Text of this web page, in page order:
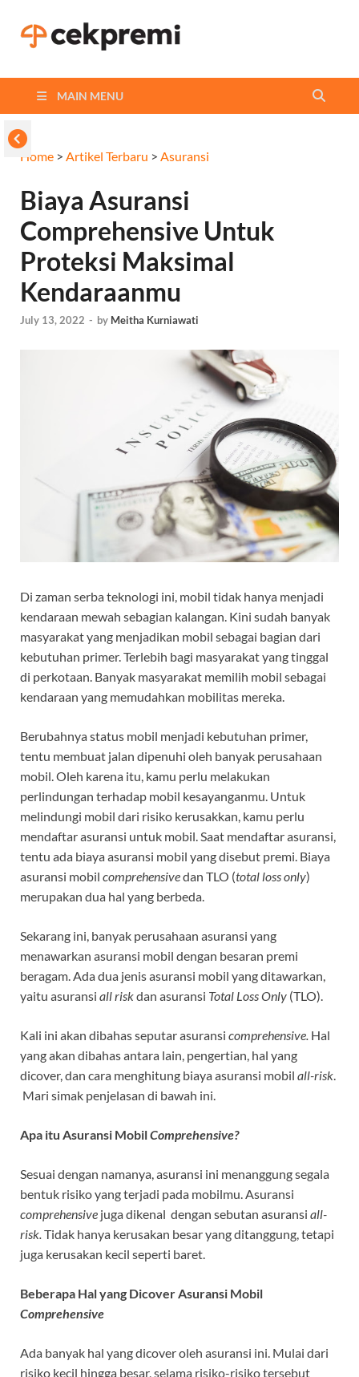
MAIN MENU
Home > Artikel Terbaru > Asuransi
Biaya Asuransi
Comprehensive Untuk
Proteksi Maksimal
Kendaraanmu
July 13, 2022 - by Meitha Kurniawati
Di zaman serba teknologi ini, mobil tidak hanya menjadi
kendaraan mewah sebagian kalangan. Kini sudah banyak
masyarakat yang menjadikan mobil sebagai bagian dari
kebutuhan primer. Terlebih bagi masyarakat yang tinggal
di perkotaan. Banyak masyarakat memilih mobil sebagai
kendaraan yang memudahkan mobilitas mereka.
Berubahnya status mobil menjadi kebutuhan primer,
tentu membuat jalan dipenuhi oleh banyak perusahaan
mobil. Oleh karena itu, kamu perlu melakukan
perlindungan terhadap mobil kesayanganmu. Untuk
melindungi mobil dari risiko kerusakkan, kamu perlu
mendaftar asuransi untuk mobil. Saat mendaftar asuransi,
tentu ada biaya asuransi mobil yang disebut premi. Biaya
asuransi mobil comprehensivedan TLO (total loss only)
merupakan dua hal yang berbeda.
Sekarang ini, banyak perusahaan asuransi yang
menawarkan asuransi mobil dengan besaran premi
beragam. Ada dua jenis asuransi mobil yang ditawarkan,
yaitu asuransi all riskdan asuransi Total Loss Only (TLO).
Kali ini akan dibahas seputar asuransi comprehensive. Hal
yang akan dibahas antara lain, pengertian, hal yang
dicover, dan cara menghitung biaya asuransi mobil all-risk.
Mari simak penjelasan di bawah ini.
Apa itu Asuransi MobilComprehensive?
Sesuai dengan namanya, asuransi ini menanggung segala
bentuk risiko yang terjadi pada mobilmu. Asuransi
comprehensive juga dikenal dengan sebutan asuransi all-
risk.Tidak hanya kerusakan besar yang ditanggung, tetapi
juga kerusakan kecil seperti baret.
Beberapa Hal yang Dicover Asuransi Mobil
Comprehensive
Ada banyak hal yang dicover oleh asuransi ini. Mulai dari
risiko kecil hingga besar, selama risiko-risiko tersebut